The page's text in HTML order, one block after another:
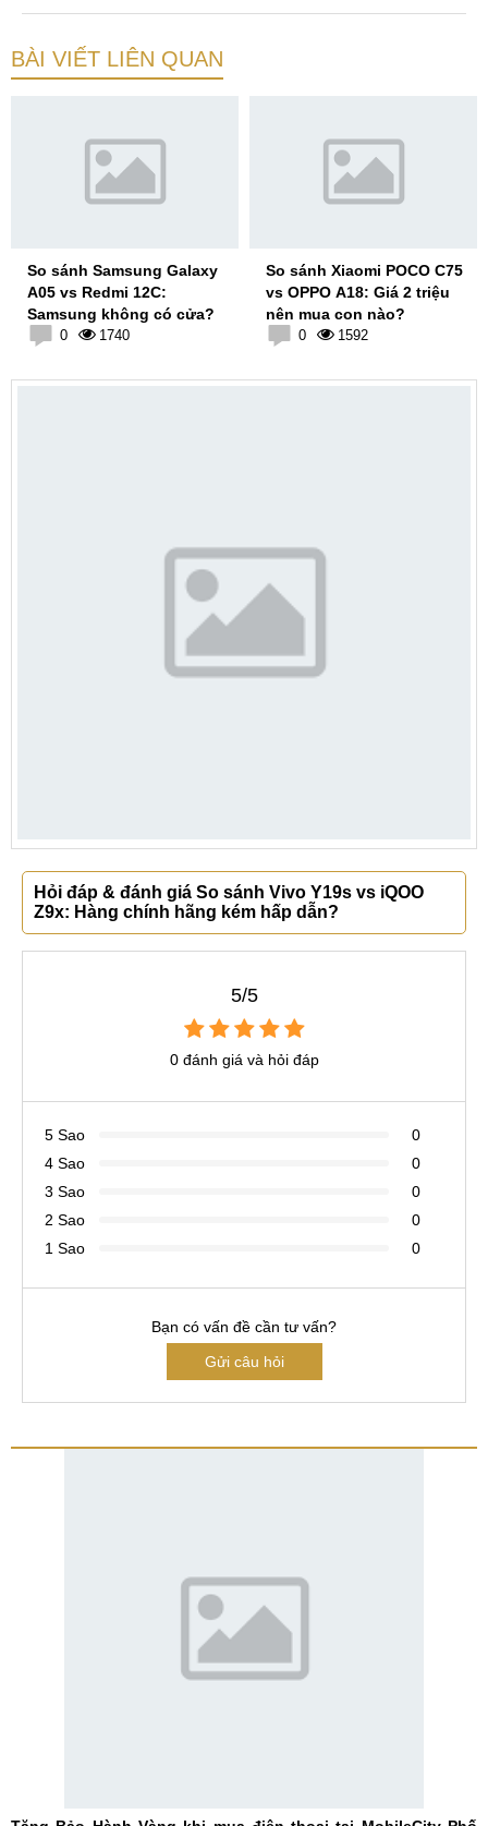
BÀI VIẾT LIÊN QUAN
So sánh Samsung Galaxy
A05 vs Redmi 12C:
Samsung không có cửa?
0 1740
So sánh Xiaomi POCO C75
vs OPPO A18: Giá 2 triệu
nên mua con nào?
0 1592
Hỏi đáp & đánh giá So sánh Vivo Y19s vs iQOO
Z9x: Hàng chính hãng kém hấp dẫn?
5/5
0 đánh giá và hỏi đáp
5 Sao
0
4 Sao
0
3 Sao
0
2 Sao
0
1 Sao
0
Bạn có vấn đề cần tư vấn?
Gửi câu hỏi